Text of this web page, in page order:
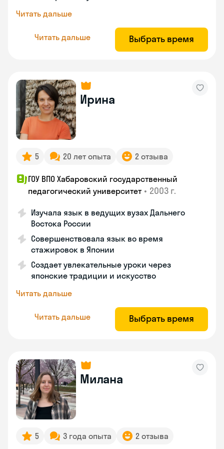
Читать дальше
Читать дальше Выбрать время
Ирина
5 20 лет опыта 2 отзыва
ГОУ ВПО Хабаровский государственный
педагогический университет • 2003 г.
Изучала язык в ведущих вузах Дальнего
Востока России
Совершенствовала язык во время
стажировок в Японии
Создает увлекательные уроки через
японские традиции и искусство
Читать дальше
Читать дальше Выбрать время
Милана
5 3 года опыта 2 отзыва